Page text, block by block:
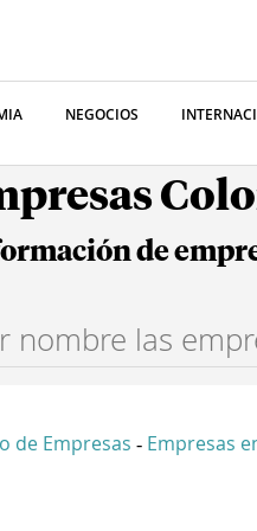
NEGOCIOS
de
de Empresas - Empresas